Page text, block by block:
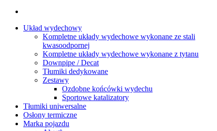
Układ wydechowy
Kompletne układy wydechowe wykonane ze stali
kwasoodpornej
Kompletne układy wydechowe wykonane z tytanu
Downpipe / Decat
Tłumiki dedykowane
Zestawy
Ozdobne końcówki wydechu
Sportowe katalizatory
Tłumiki uniwersalne
Osłony termiczne
Marka pojazdu